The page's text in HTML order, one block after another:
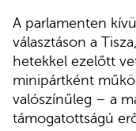
A parlamenten
választáson a
hetekkel ezelőtt
minipártként
valószínűleg – a
támogatottságú